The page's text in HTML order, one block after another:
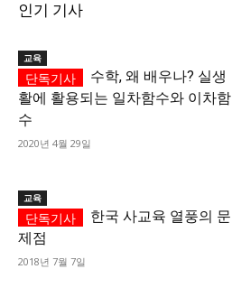
인기 기사
교육
수학, 왜 배우나? 실생
활에 활용되는 일차함수와 이차함
수
2020년 4월 29일
교육
한국 사교육 열풍의 문
제점
2018년 7월 7일